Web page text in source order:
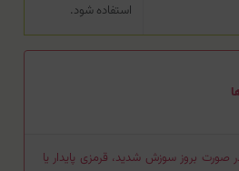
استفاده شود.
صورت بروز سوزش شدید، قرمزی پایدار یا